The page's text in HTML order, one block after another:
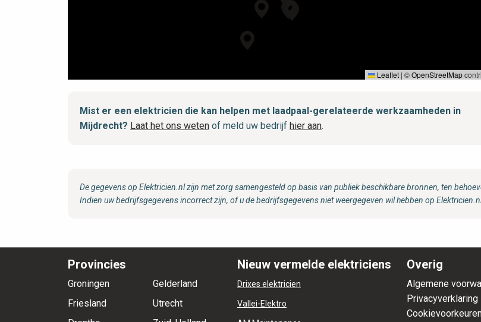
Leaflet | ©OpenStreetMap
Mist er een elektricien die kan helpen met laadpaal-gerelateerde werkzaamheden in
Mijdrecht? Laat het ons weten of meld uw bedrijf hier aan.
De gegevens op Elektricien.nl zijn met zorg samengesteld op basis van publiek beschikbare bronnen, ten
Indien uw bedrijfsgegevens incorrect zijn, of u de bedrijfsgegevens niet weergegeven wil hebben op
Provincies
Groningen
Friesland
Gelderland
Utrecht
Nieuw vermelde elektriciens
Drixes elektricien
Vallei-Elektro
Overig
Algemene
Privacyverklaring